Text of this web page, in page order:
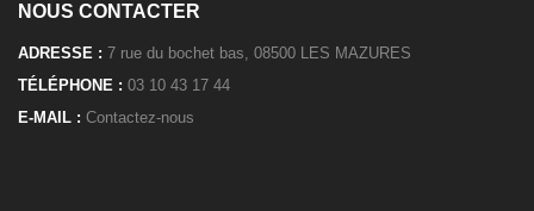
NOUS CONTACTER
ADRESSE : 7 rue du bochet bas, 08500 LES MAZURES
TÉLÉPHONE : 03 10 43 17 44
E-MAIL : Contactez-nous